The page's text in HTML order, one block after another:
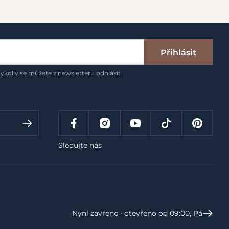
Přihlásit
se můžete z newsletteru odhlásit.
Sledujte nás
Nyní zavřeno ‧ otevřeno od 09:00, Pá